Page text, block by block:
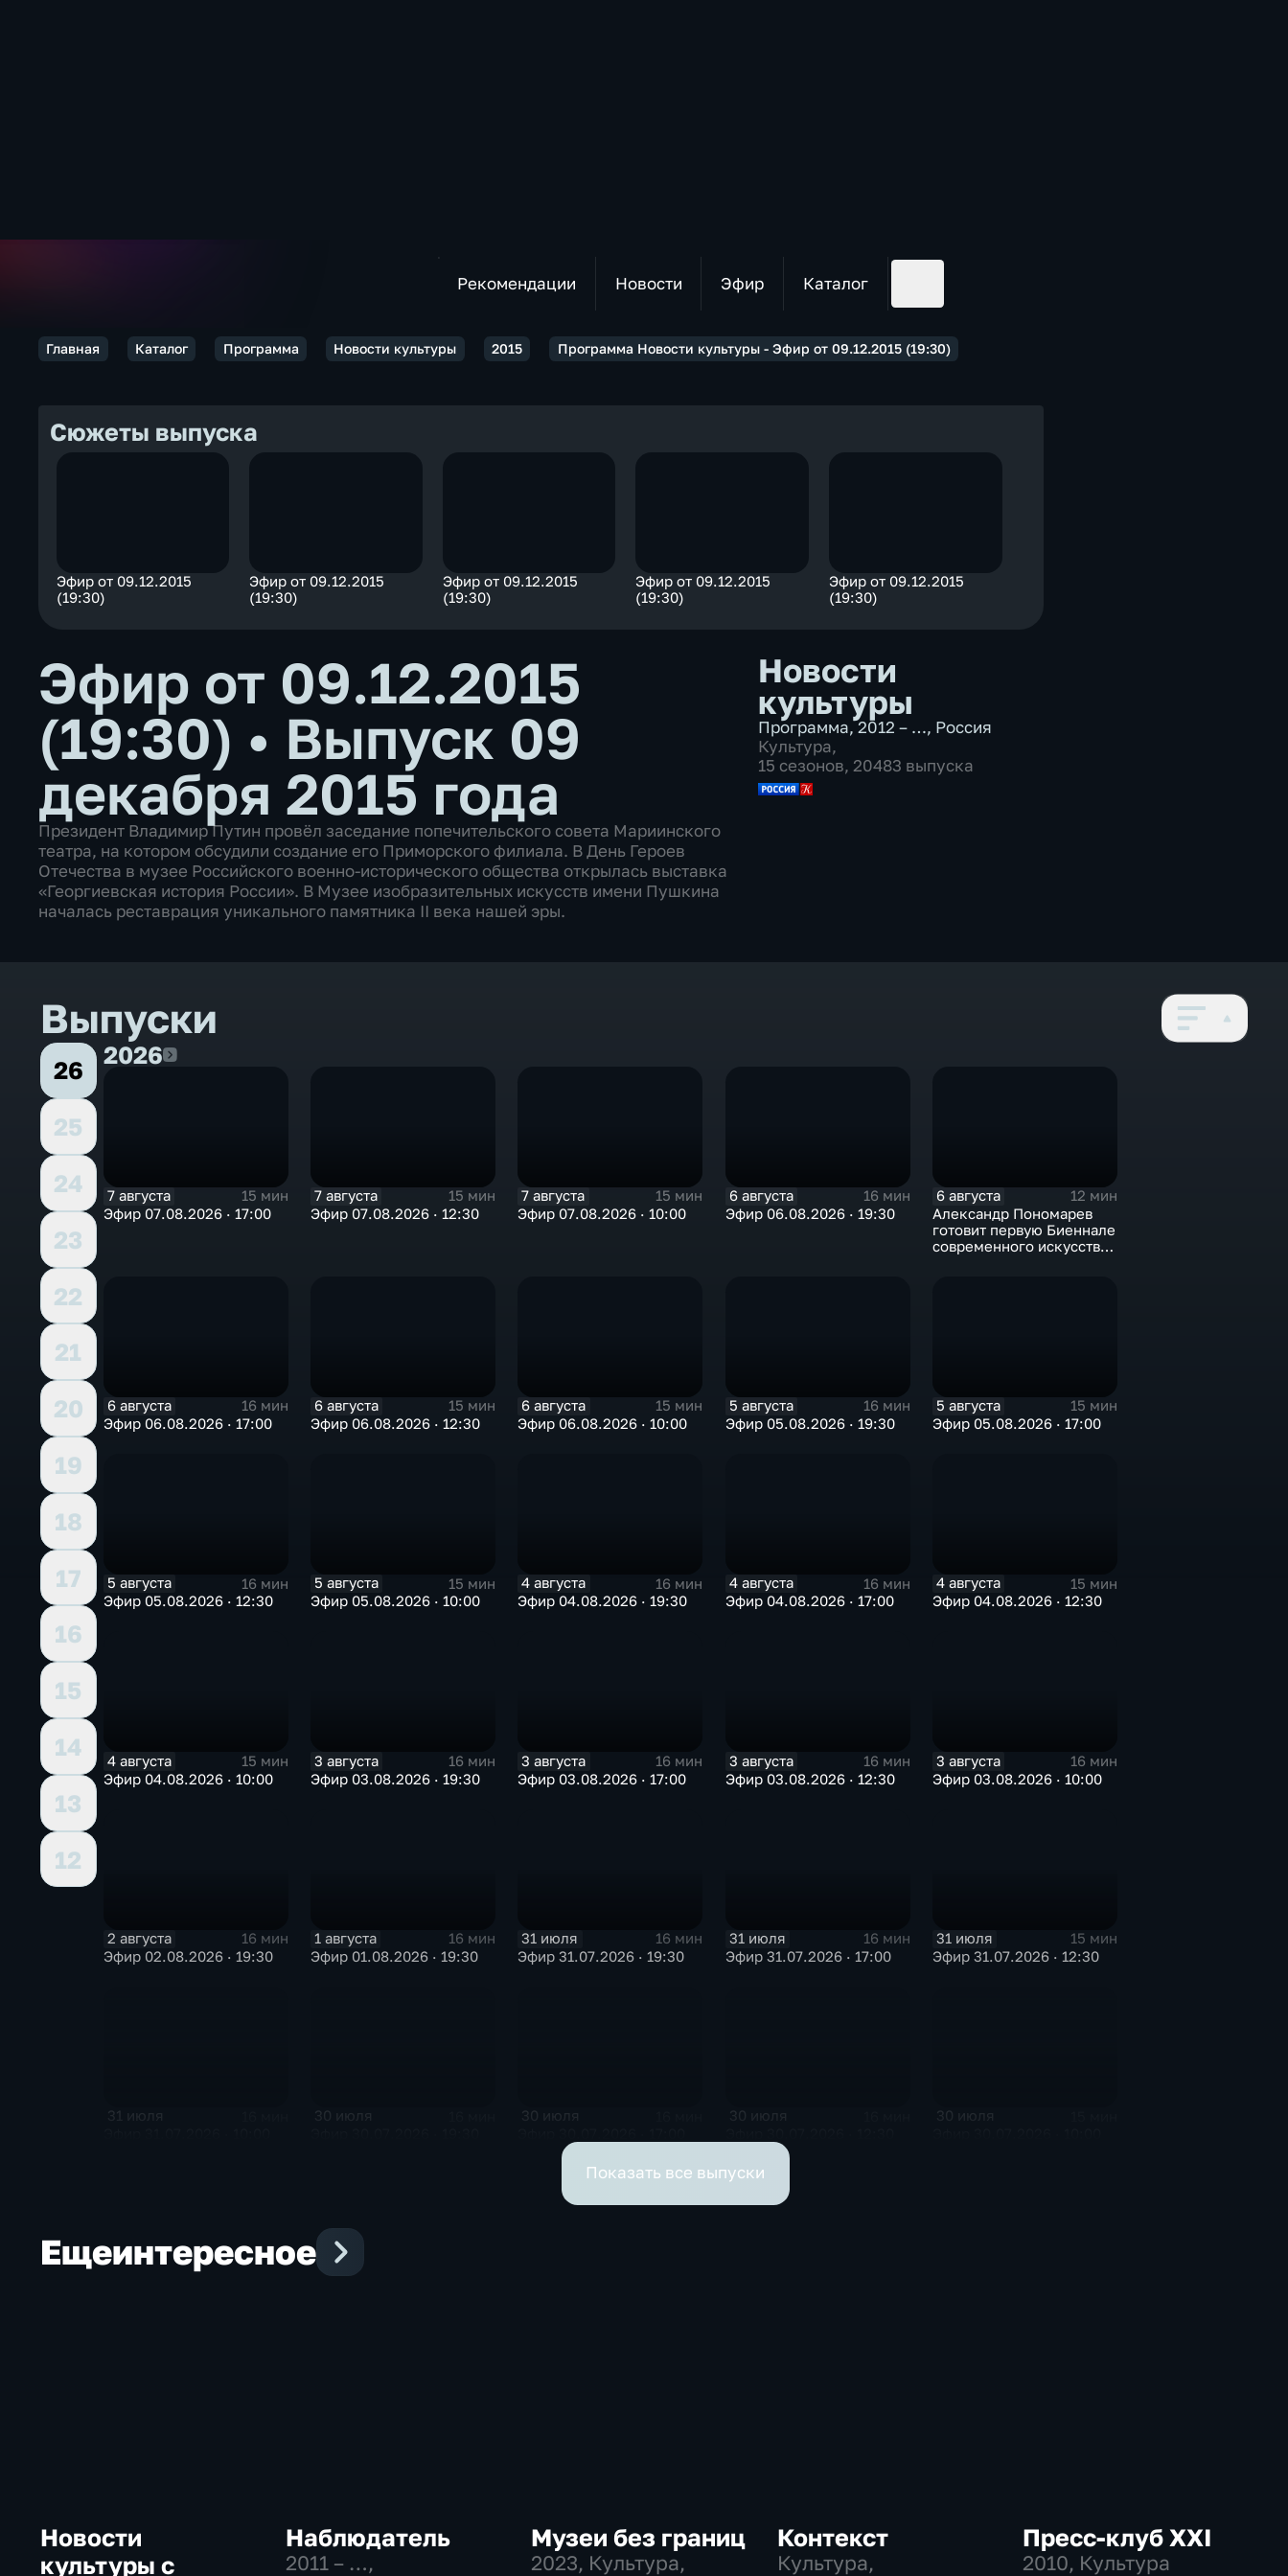
Рекомендации Новости Эфир Каталог
Главная Каталог Программа Новости культуры 2015 Программа Новости культуры - Эфир от 09.12.2015 (19:30)
Сюжеты выпуска
Эфир от 09.12.2015
(19:30)
Эфир от 09.12.2015
(19:30)
Эфир от 09.12.2015
(19:30)
Эфир от 09.12.2015
(19:30)
Эфир от 09.12.2015
(19:30)
Эфир от 09.12.2015
(19:30) • Выпуск 09
декабря 2015 года
Президент Владимир Путин провёл заседание попечительского совета Мариинского
театра, на котором обсудили создание его Приморского филиала. В День Героев
Отечества в музее Российского военно-исторического общества открылась выставка
«Георгиевская история России». В Музее изобразительных искусств имени Пушкина
началась реставрация уникального памятника II века нашей эры.
Новости
культуры
Программа,2012 – …, Россия
Культура,
15 сезонов, 20483 выпуска
Выпуски
26
25
24
23
22
21
20
19
18
17
16
15
14
13
12
20262026
7 августа
15 мин
Эфир 07.08.2026 · 17:00
7 августа
15 мин
Эфир 07.08.2026 · 12:30
7 августа
15 мин
Эфир 07.08.2026 · 10:00
6 августа
16 мин
Эфир 06.08.2026 · 19:30
6 августа
12 мин
Александр Пономарев
готовит первую Биеннале
современного искусства
6 августа
16 мин
Эфир 06.08.2026 · 17:00
6 августа
15 мин
Эфир 06.08.2026 · 12:30
6 августа
15 мин
Эфир 06.08.2026 · 10:00
5 августа
16 мин
Эфир 05.08.2026 · 19:30
5 августа
15 мин
Эфир 05.08.2026 · 17:00
5 августа
16 мин
Эфир 05.08.2026 · 12:30
5 августа
15 мин
Эфир 05.08.2026 · 10:00
4 августа
16 мин
Эфир 04.08.2026 · 19:30
4 августа
16 мин
Эфир 04.08.2026 · 17:00
4 августа
15 мин
Эфир 04.08.2026 · 12:30
4 августа
15 мин
Эфир 04.08.2026 · 10:00
3 августа
16 мин
Эфир 03.08.2026 · 19:30
3 августа
16 мин
Эфир 03.08.2026 · 17:00
3 августа
16 мин
Эфир 03.08.2026 · 12:30
3 августа
16 мин
Эфир 03.08.2026 · 10:00
2 августа
16 мин
Эфир 02.08.2026 · 19:30
1 августа
16 мин
Эфир 01.08.2026 · 19:30
31 июля
16 мин
Эфир 31.07.2026 · 19:30
31 июля
16 мин
Эфир 31.07.2026 · 17:00
31 июля
15 мин
Эфир 31.07.2026 · 12:30
31 июля 30 июля 30 июля 30 июля 30 июля
Показать все выпуски
Ещеинтересное
Новости
культуры с
Наблюдатель
2011 – …,
Музеи без границ
2023, Культура,
Контекст
Культура,
Пресс-клуб ХХI
2010, Культура